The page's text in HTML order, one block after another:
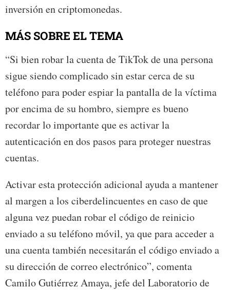
inversión en criptomonedas.
MÁS SOBRE EL TEMA
“Si bien robar la cuenta de TikTok de una persona
sigue siendo complicado sin estar cerca de su
teléfono para poder espiar la pantalla de la víctima
por encima de su hombro, siempre es bueno
recordar lo importante que es activar la
autenticación en dos pasos para proteger nuestras
cuentas.
Activar esta protección adicional ayuda a mantener
al margen a los ciberdelincuentes en caso de que
alguna vez puedan robar el código de reinicio
enviado a su teléfono móvil, ya que para acceder a
una cuenta también necesitarán el código enviado a
su dirección de correo electrónico”, comenta
Camilo Gutiérrez Amaya, jefe del Laboratorio de